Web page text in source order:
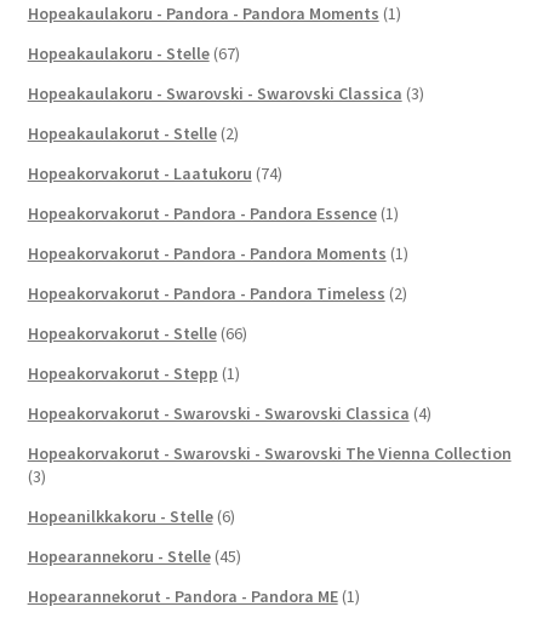
Hopeakaulakoru - Pandora - Pandora Moments (1)
Hopeakaulakoru - Stelle (67)
Hopeakaulakoru - Swarovski - Swarovski Classica (3)
Hopeakaulakorut - Stelle (2)
Hopeakorvakorut - Laatukoru (74)
Hopeakorvakorut - Pandora - Pandora Essence (1)
Hopeakorvakorut - Pandora - Pandora Moments (1)
Hopeakorvakorut - Pandora - Pandora Timeless (2)
Hopeakorvakorut - Stelle (66)
Hopeakorvakorut - Stepp (1)
Hopeakorvakorut - Swarovski - Swarovski Classica (4)
Hopeakorvakorut - Swarovski - Swarovski The Vienna Collection
(3)
Hopeanilkkakoru - Stelle (6)
Hopearannekoru - Stelle (45)
Hopearannekorut - Pandora - Pandora ME (1)